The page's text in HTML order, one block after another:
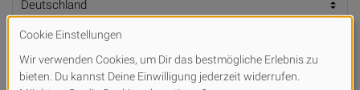
Telefonnummer (bei Rückfragen)